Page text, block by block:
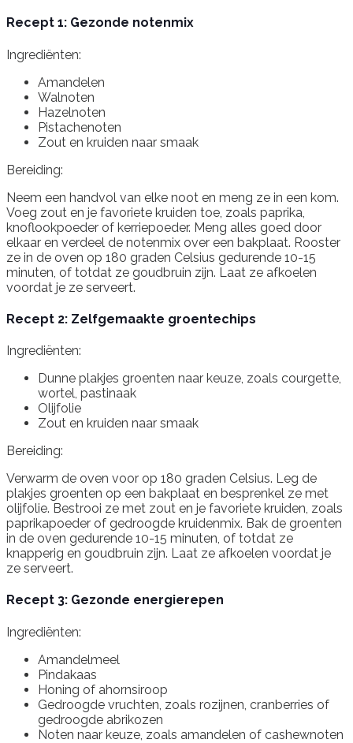
Recept 1: Gezonde notenmix
Ingrediënten:
Amandelen
Walnoten
Hazelnoten
Pistachenoten
Zout en kruiden naar smaak
Bereiding:
Neem een handvol van elke noot en meng ze in een kom.
Voeg zout en je favoriete kruiden toe, zoals paprika,
knoflookpoeder of kerriepoeder. Meng alles goed door
elkaar en verdeel de notenmix over een bakplaat. Rooster
ze in de oven op 180 graden Celsius gedurende 10-15
minuten, of totdat ze goudbruin zijn. Laat ze afkoelen
voordat je ze serveert.
Recept 2: Zelfgemaakte groentechips
Ingrediënten:
Dunne plakjes groenten naar keuze, zoals courgette,
wortel, pastinaak
Olijfolie
Zout en kruiden naar smaak
Bereiding:
Verwarm de oven voor op 180 graden Celsius. Leg de
plakjes groenten op een bakplaat en besprenkel ze met
olijfolie. Bestrooi ze met zout en je favoriete kruiden, zoals
paprikapoeder of gedroogde kruidenmix. Bak de groenten
in de oven gedurende 10-15 minuten, of totdat ze
knapperig en goudbruin zijn. Laat ze afkoelen voordat je
ze serveert.
Recept 3: Gezonde energierepen
Ingrediënten:
Amandelmeel
Pindakaas
Honing of ahornsiroop
Gedroogde vruchten, zoals rozijnen, cranberries of
gedroogde abrikozen
Noten naar keuze, zoals amandelen of cashewnoten